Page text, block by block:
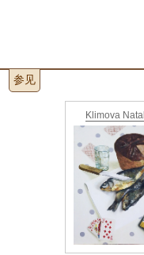
参见
Klimova